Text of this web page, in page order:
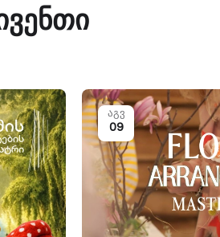
აგვ
09